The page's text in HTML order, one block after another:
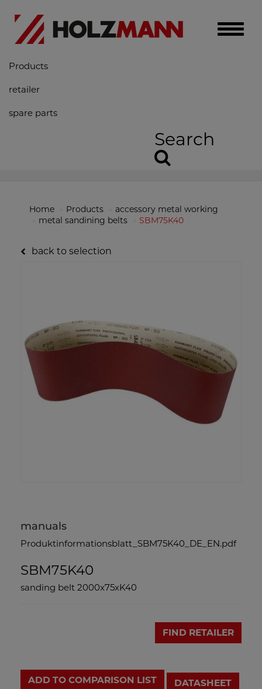
Toggle
Products
retailer
spare parts
Search
Home Products
accessory metal working
metal sandining belts
SBM75K40
back to selection
manuals
Produktinformationsblatt_SBM75K40_DE_EN.pdf
SBM75K40
sanding belt 2000x75xK40
FIND RETAILER
ADD TO COMPARISON LIST DATASHEET